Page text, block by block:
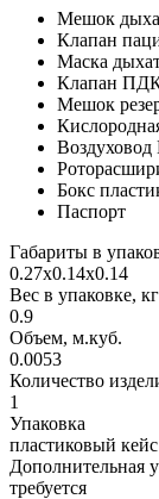
Мешок
Клапан
Маска
Клапан
Мешок
Бокс
Паспорт
Габариты в
0.27х0.14х0.14
Вес в упаковке, кг
0.9
Объем, м.куб.
0.0053
Количество
1
Упаковка
пластиковый кейс
Дополнительная
требуется